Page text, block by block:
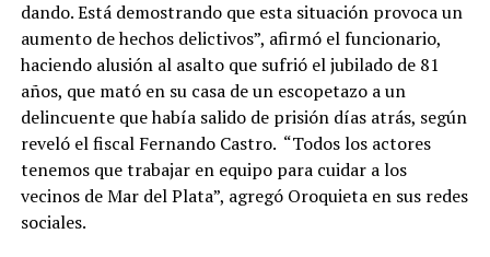
dando. Está demostrando que esta situación provoca un
aumento de hechos delictivos”, afirmó el funcionario,
haciendo alusión al asalto que sufrió el jubilado de 81
años, que mató en su casa de un escopetazo a un
delincuente que había salido de prisión días atrás, según
reveló el fiscal Fernando Castro. “Todos los actores
tenemos que trabajar en equipo para cuidar a los
vecinos de Mar del Plata”, agregó Oroquieta en sus redes
sociales.